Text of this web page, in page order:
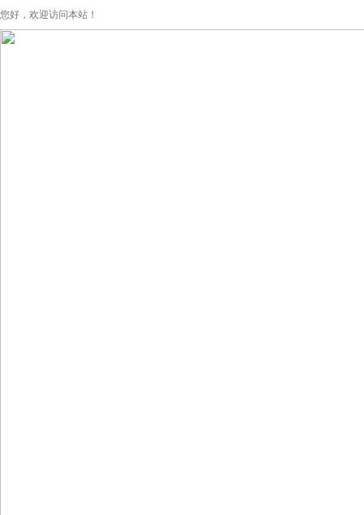
您好，欢迎访问本站！